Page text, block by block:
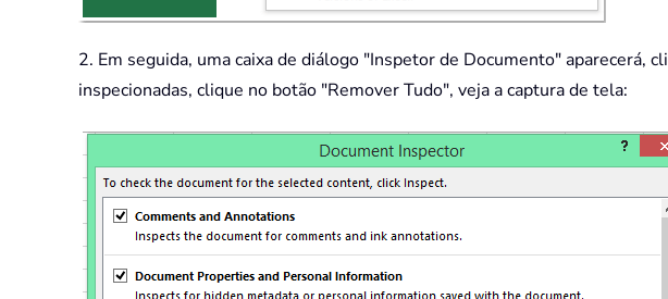
2. Em seguida, uma caixa de diálogo "Inspetor de Documento" aparecerá,
inspecionadas, clique no botão "Remover Tudo", veja a captura de tela: